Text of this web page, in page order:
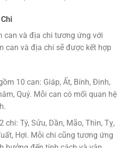
can và địa chi tương ứng với
can và địa chi sẽ được kết hợp
10 can: Giáp, Ất, Bính, Đinh,
Quý. Mỗi can có mối quan hệ
chi: Tý, Sửu, Dần, Mão, Thìn, Tỵ,
Hợi. Mỗi chi cũng tương ứng